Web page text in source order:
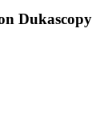
Dukascopy